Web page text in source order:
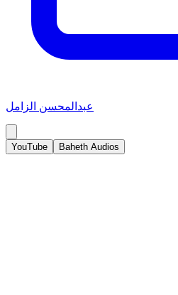
عبدالمحسن الزامل
YouTube Baheth Audios